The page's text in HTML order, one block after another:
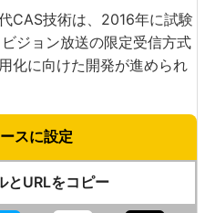
CAS技術は、2016年に試験
ジョン放送の限定受信方式
化に向けた開発が進められ
スに設定
とURLをコピー